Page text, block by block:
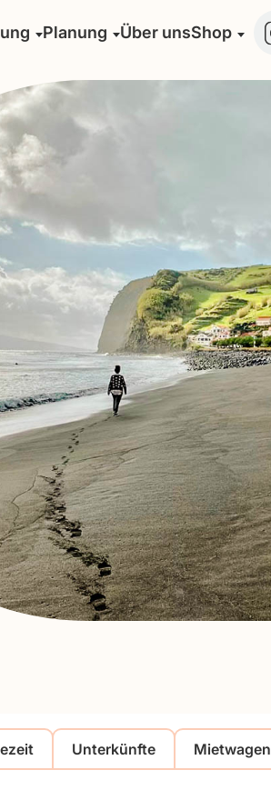
Planung Über unsShop
Unterkünfte Mietwagen